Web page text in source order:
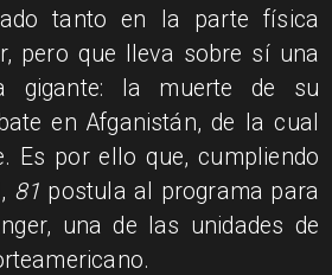
tanto en la parte física
pero que lleva sobre sí una
gigante: la muerte de su
en Afganistán, de la cual
Es por ello que, cumpliendo
81 postula al programa para
una de las unidades de